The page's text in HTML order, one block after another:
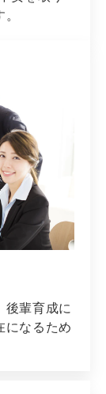
後輩育成に
になるため